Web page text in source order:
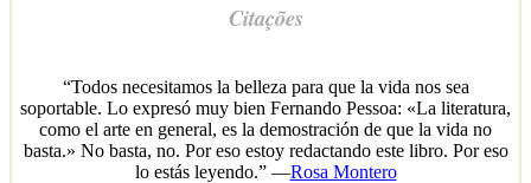
Citações
“Todos necesitamos la belleza para que la vida nos sea
soportable. Lo expresó muy bien Fernando Pessoa: «La literatura,
como el arte en general, es la demostración de que la vida no
basta.» No basta, no. Por eso estoy redactando este libro. Por eso
lo estás leyendo.” —Rosa Montero